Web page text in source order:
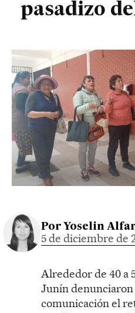
pasadizo
Por Yoselin
5 de diciembre de
Alrededor de 40 a
Junín denunciaron
comunicación el